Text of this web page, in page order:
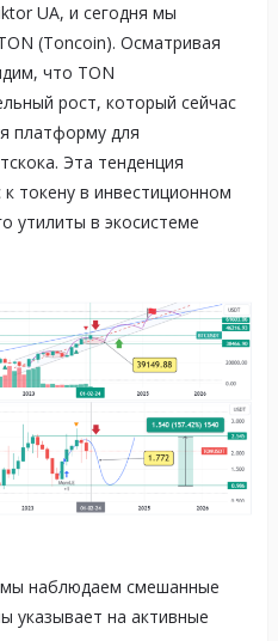
UA, и сегодня мы
(Toncoin). Осматривая
что TON
рост, который сейчас
платформу для
Эта тенденция
токену в инвестиционном
утилиты в экосистеме
наблюдаем смешанные
указывает на активные